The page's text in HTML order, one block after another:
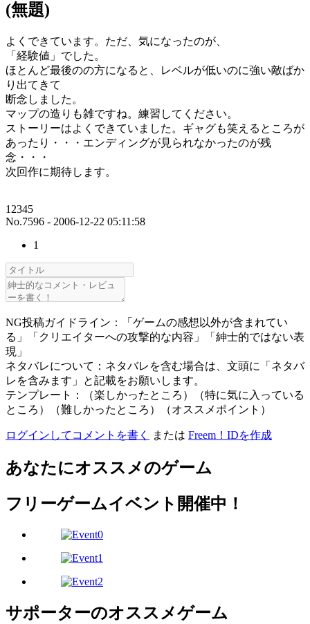
(無題)
よくできています。ただ、気になったのが、
「経験値」でした。
ほとんど最後のの方になると、レベルが低いのに強い敵ばか
り出てきて
断念しました。
マップの造りも雑ですね。練習してください。
ストーリーはよくできていました。ギャグも笑えるところが
あったり・・・エンディングが見られなかったのが残
念・・・
次回作に期待します。
12345
No.7596 - 2006-12-22 05:11:58
1
NG投稿ガイドライン：「ゲームの感想以外が含まれてい
る」「クリエイターへの攻撃的な内容」「紳士的ではない表
現」
ネタバレについて：ネタバレを含む場合は、文頭に「ネタバ
レを含みます」と記載をお願いします。
テンプレート：（楽しかったところ）（特に気に入っている
ところ）（難しかったところ）（オススメポイント）
ログインしてコメントを書く または Freem！IDを作成
あなたにオススメのゲーム
フリーゲームイベント開催中！
サポーターのオススメゲーム